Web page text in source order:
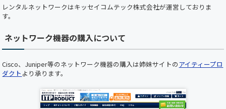
【ホームページメンテナンスのお知らせ】 平素
ームページのメンテナンスを実施いたします。
メンテナンス中はホームページをご利用いただ
うお願い申し上げます。 ■ メンテナンス日時
2025年5月22日（木）19:00 ～ 20:00（予定） お
適にご利用いただくための作業となりますので、
何卒ご理解とご協力のほどお願い申し上げます。
レンタルネットワークはキッセイコムテック株式会社が運営しておりま
す。
ネットワーク機器の購入について
Cisco、Juniper等のネットワーク機器の購入は姉妹サイトの アイティープロ
ダクト より承ります。